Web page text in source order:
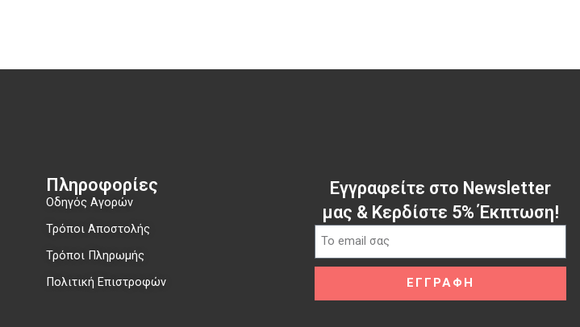
Πληροφορίες
Οδηγός Αγορών
Τρόποι Αποστολής
Τρόποι Πληρωμής
Πολιτική Επιστροφών
Εγγραφείτε στο Newsletter
μας & Κερδίστε 5% Έκπτωση!
ΕΓΓΡΑΦΗ